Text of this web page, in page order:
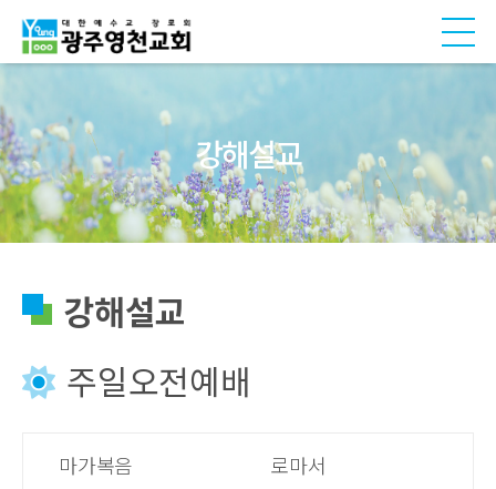
강해설교
강해설교
주일오전예배
마가복음
로마서